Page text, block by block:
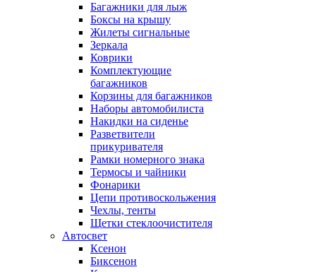
Багажники для лыж
Боксы на крышу
Жилеты сигнальные
Зеркала
Коврики
Комплектующие
багажников
Корзины для багажников
Наборы автомобилиста
Накидки на сиденье
Разветвители
прикуривателя
Рамки номерного знака
Термосы и чайники
Фонарики
Цепи противоскольжения
Чехлы, тенты
Щетки стеклоочистителя
Автосвет
Ксенон
Биксенон